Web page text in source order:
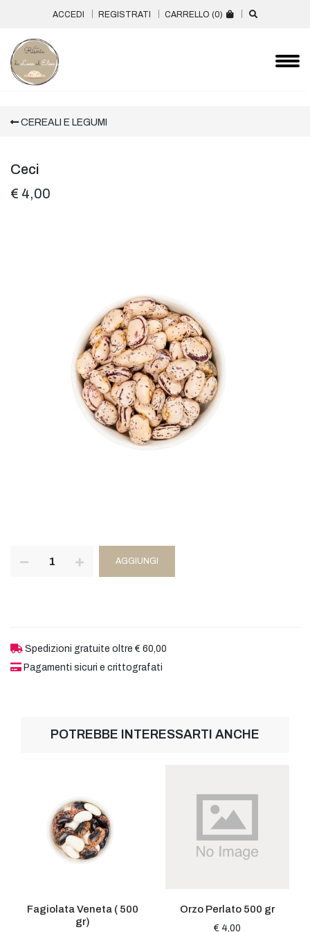
ACCEDI REGISTRATI CARRELLO (0)
CEREALI E LEGUMI
Ceci
€ 4,00
AGGIUNGI
Spedizioni gratuite oltre € 60,00
Pagamenti sicuri e crittografati
POTREBBE INTERESSARTI ANCHE
Fagiolata Veneta ( 500
gr)
Orzo Perlato 500 gr
€ 4,00